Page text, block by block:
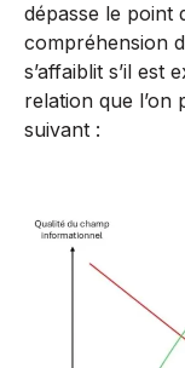
dépasse le point
compréhension
s’affaiblit s’il est
relation que l’on
suivant :